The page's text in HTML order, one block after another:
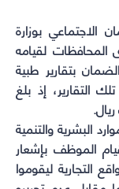
الاجتماعي بوزارة
المحافظات لقيامه
بتقارير طبية
التقارير، إذ بلغ
البشرية والتنمية
لقيام الموظف بإشعار
التجارية ليقوموا